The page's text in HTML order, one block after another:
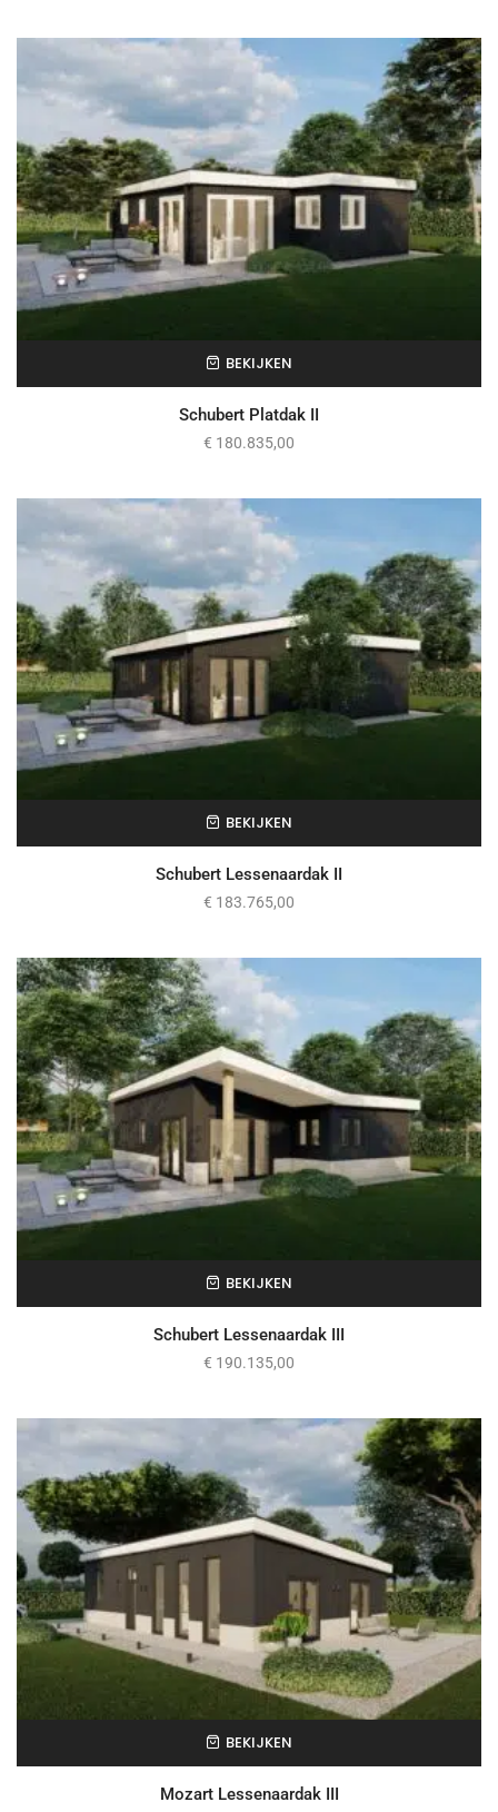
BEKIJKEN
Schubert Platdak II
€ 180.835,00
BEKIJKEN
Schubert Lessenaardak II
€ 183.765,00
BEKIJKEN
Schubert Lessenaardak III
€ 190.135,00
BEKIJKEN
Mozart Lessenaardak III